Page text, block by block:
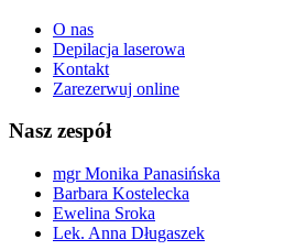
O nas
Depilacja laserowa
Kontakt
Zarezerwuj online
Nasz zespół
mgr Monika Panasińska
Barbara Kostelecka
Ewelina Sroka
Lek. Anna Długaszek